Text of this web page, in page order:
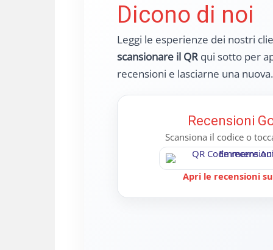
Dicono di noi
Leggi le esperienze dei nostri
scansionare il QRqui sotto per
recensioni e lasciarne una nuova.
Recensioni
Scansiona il codice o
Apri le recensioni
Mariagrazia Borriello